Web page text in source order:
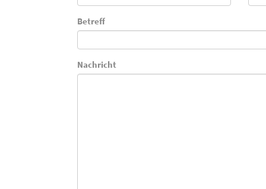
Betreff
Nachricht